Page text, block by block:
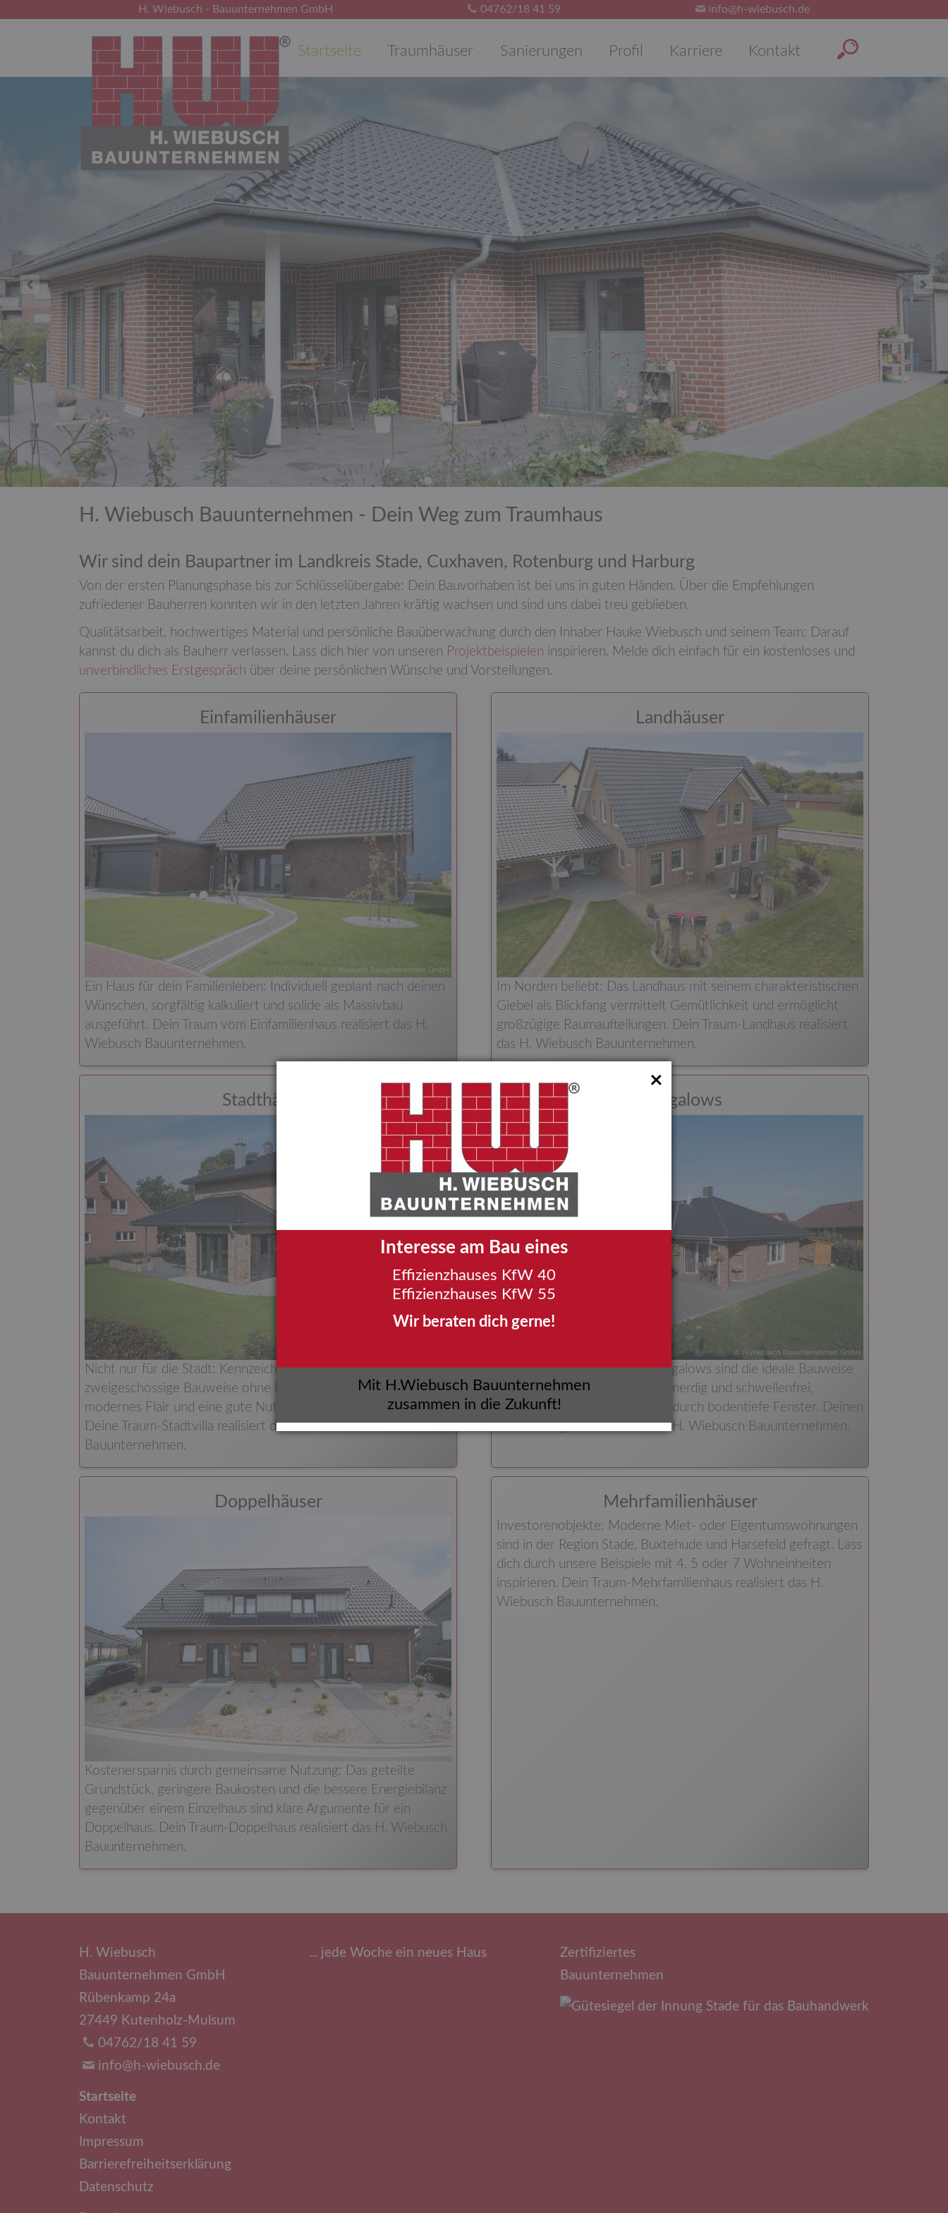
H. Wiebusch - Bauunternehmen GmbH 04762/18 41 59 info@h-wiebusch.de
Suchbegriffe
Navigation
Startseite Traumhäuser Sanierungen Profil Karriere Kontakt
×
Interesse am Bau eines
Effizienzhauses KfW 40
Effizienzhauses KfW 55
Wir beraten dich gerne!
Mit H.Wiebusch Bauunternehmen
zusammen in die Zukunft!
H. Wiebusch Bauunternehmen - Dein Weg zum Traumhaus
Wir sind dein Baupartner im Landkreis Stade, Cuxhaven, Rotenburg und Harburg
Von der ersten Planungs­phase bis zur Schlüssel­übergabe: Dein Bau­vor­haben ist bei uns in guten Händen. Über die Em­pfehlun­gen
zufriedener Bauherren konnten wir in den letzten Jahren kräftig wachsen und sind uns dabei treu geblieben.
Qualitäts­arbeit, hoch­wertiges Material und persönliche Bau­über­wachung durch den Inhaber Hauke Wiebusch und seinem Team: Darauf
kannst du dich als Bauherr verlassen. Lass dich hier von unseren Projekt­beispielen inspirieren. Melde dich einfach für ein kosten­loses und
unver­bind­liches Erst­gespräch über deine persönlichen Wünsche und Vorstellungen.
Einfamilienhäuser
Ein Haus für dein Familienleben: Individuell geplant nach deinen
Wünschen, sorgfältig kalkuliert und solide als Massivbau
ausgeführt. Dein Traum vom Einfamilienhaus realisiert das H.
Wiebusch Bauunternehmen.
Landhäuser
Im Norden beliebt: Das Landhaus mit seinem charakteristischen
Giebel als Blickfang vermittelt Gemütlichkeit und ermöglicht
großzügige Raumaufteilungen. Dein Traum-Landhaus realisiert
das H. Wiebusch Bauunternehmen.
Stadthäuser
Nicht nur für die Stadt: Kennzeichnend für Stadthäuser ist die
zweigeschossige Bauweise ohne Dachschrägen. Diese sorgt für
modernes Flair und eine gute Nutzbarkeit der Räumlichkeiten.
Deine Traum-Stadtvilla realisiert das H. Wiebusch
Bauunternehmen.
Bungalows
Heute an morgen denken: Bungalows sind die ideale Bauweise
für barrierefreies Wohnen. Ebenerdig und schwellenfrei,
großzügig und lichtdurchflutet durch bodentiefe Fenster. Deinen
Traum-Bungalow realisiert das H. Wiebusch Bauunternehmen.
Doppelhäuser
Kostenersparnis durch gemeinsame Nutzung: Das geteilte
Grundstück, geringere Baukosten und die bessere Energiebilanz
gegenüber einem Einzelhaus sind klare Argumente für ein
Doppelhaus. Dein Traum-Doppelhaus realisiert das H. Wiebusch
Bauunternehmen.
Mehrfamilienhäuser
Investorenobjekte: Moderne Miet- oder Eigentumswohnungen
sind in der Region Stade, Buxtehude und Harsefeld gefragt. Lass
dich durch unsere Beispiele mit 4, 5 oder 7 Wohneinheiten
inspirieren. Dein Traum-Mehrfamilienhaus realisiert das H.
Wiebusch Bauunternehmen.
H. Wiebusch
Bauunternehmen GmbH
Rübenkamp 24a
27449 Kutenholz-Mulsum
04762/18 41 59
info@h-wiebusch.de
... jede Woche ein neues Haus
Zertifiziertes
Bauunternehmen
Navigation
überspringen
Startseite
Kontakt
Impressum
Barrierefreiheitserklärung
Datenschutz